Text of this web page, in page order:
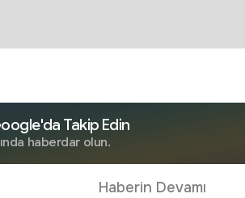
Takip Edin
haberdar olun.
Haberin Devamı